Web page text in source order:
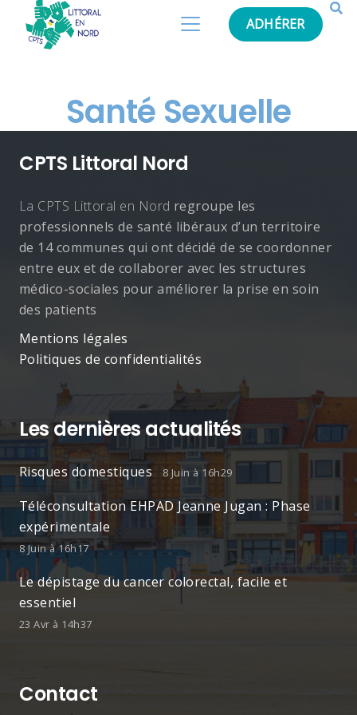
ADHÉRER
Santé Sexuelle
CPTS Littoral Nord
La CPTS Littoral en Nord regroupe les
professionnels de santé libéraux d’un territoire
de 14 communes qui ont décidé de se coordonner
entre eux et de collaborer avec les structures
médico-sociales pour améliorer la prise en soin
des patients
Mentions légales
Politiques de confidentialités
Les dernières actualités
Risques domestiques 8 Juin à 16h29
Téléconsultation EHPAD Jeanne Jugan : Phase
expérimentale
8 Juin à 16h17
Le dépistage du cancer colorectal, facile et
essentiel
23 Avr à 14h37
Contact